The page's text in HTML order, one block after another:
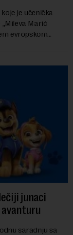
je učenička
Marić
evropskom
junaci
saradnju sa